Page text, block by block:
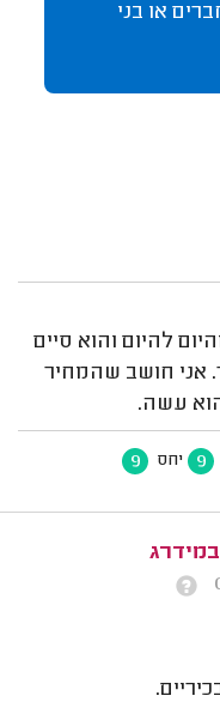
או בני
להיום והוא סיים
חושב שהמחיר
עשה.
9 יחס 9